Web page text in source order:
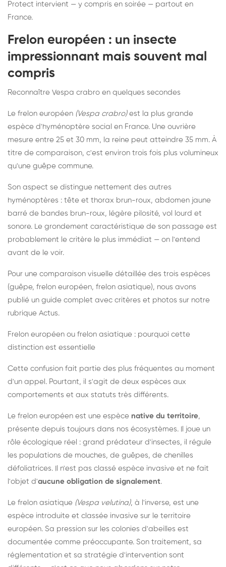
Protect intervient — y compris en soirée — partout en
France.
Frelon européen : un insecte
impressionnant mais souvent mal
compris
Reconnaître Vespa crabro en quelques secondes
Le frelon européen (Vespa crabro)est la plus grande
espèce d'hyménoptère social en France. Une ouvrière
mesure entre 25 et 30 mm, la reine peut atteindre 35 mm. À
titre de comparaison, c'est environ trois fois plus volumineux
qu'une guêpe commune.
Son aspect se distingue nettement des autres
hyménoptères : tête et thorax brun-roux, abdomen jaune
barré de bandes brun-roux, légère pilosité, vol lourd et
sonore. Le grondement caractéristique de son passage est
probablement le critère le plus immédiat — on l'entend
avant de le voir.
Pour une comparaison visuelle détaillée des trois espèces
(guêpe, frelon européen, frelon asiatique), nous avons
publié un guide complet avec critères et photos sur notre
rubrique Actus.
Frelon européen ou frelon asiatique : pourquoi cette
distinction est essentielle
Cette confusion fait partie des plus fréquentes au moment
d'un appel. Pourtant, il s'agit de deux espèces aux
comportements et aux statuts très différents.
Le frelon européen est une espèce native du territoire,
présente depuis toujours dans nos écosystèmes. Il joue un
rôle écologique réel : grand prédateur d'insectes, il régule
les populations de mouches, de guêpes, de chenilles
défoliatrices. Il n'est pas classé espèce invasive et ne fait
l'objet d'aucune obligation de signalement.
Le frelon asiatique (Vespa velutina), à l'inverse, est une
espèce introduite et classée invasive sur le territoire
européen. Sa pression sur les colonies d'abeilles est
documentée comme préoccupante. Son traitement, sa
réglementation et sa stratégie d'intervention sont